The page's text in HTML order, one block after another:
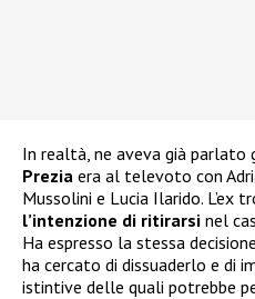
In realtà, ne aveva già parlato
Prezia era al televoto con
Mussolini e Lucia Ilarido. L’ex
l’intenzione di ritirarsi nel
Ha espresso la stessa
ha cercato di dissuaderlo e di
istintive delle quali potrebbe